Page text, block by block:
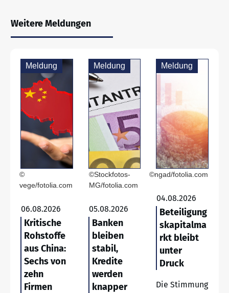
Weitere Meldungen
Meldung
©
vege/fotolia.com
06.08.2026
Kritische
Rohstoffe
aus China:
Sechs von
zehn
Firmen
Meldung
©Stockfotos-
MG/fotolia.com
05.08.2026
Banken
bleiben
stabil,
Kredite
werden
knapper
Meldung
©ngad/fotolia.com
04.08.2026
Beteiligung
skapitalma
rkt bleibt
unter
Druck
Die Stimmung